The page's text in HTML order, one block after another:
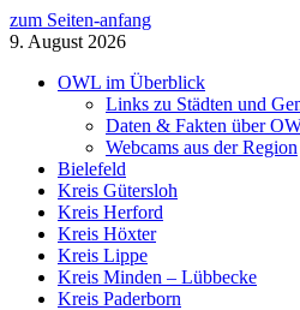
zum Seiten-anfang
9. August 2026
OWL im Überblick
Links zu Städten und
Daten & Fakten über
Webcams aus der Region
Bielefeld
Kreis Gütersloh
Kreis Herford
Kreis Höxter
Kreis Lippe
Kreis Minden – Lübbecke
Kreis Paderborn